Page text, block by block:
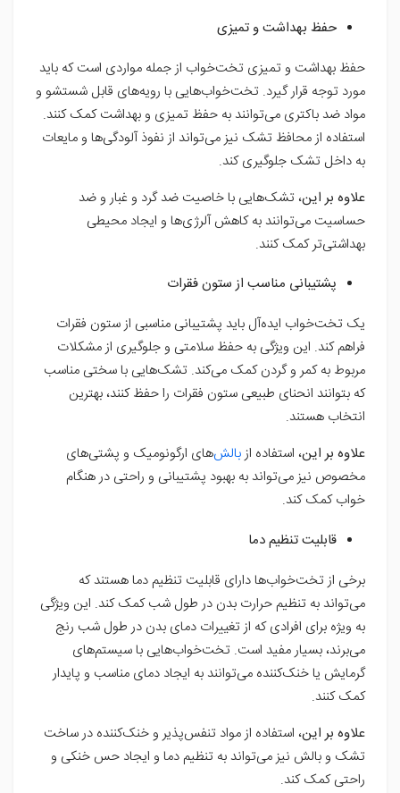
حفظ بهداشت و تمیزی
حفظ بهداشت و تمیزی تخت‌خواب از جمله مواردی است که باید
مورد توجه قرار گیرد. تخت‌خواب‌هایی با رویه‌های قابل شستشو و
مواد ضد باکتری می‌توانند به حفظ تمیزی و بهداشت کمک کنند.
استفاده از محافظ تشک نیز می‌تواند از نفوذ آلودگی‌ها و مایعات
به داخل تشک جلوگیری کند.
علاوه بر این، تشک‌هایی با خاصیت ضد گرد و غبار و ضد
حساسیت می‌توانند به کاهش آلرژی‌ها و ایجاد محیطی
بهداشتی‌تر کمک کنند.
پشتیبانی مناسب از ستون فقرات
یک تخت‌خواب ایده‌آل باید پشتیبانی مناسبی از ستون فقرات
فراهم کند. این ویژگی به حفظ سلامتی و جلوگیری از مشکلات
مربوط به کمر و گردن کمک می‌کند. تشک‌هایی با سختی مناسب
که بتوانند انحنای طبیعی ستون فقرات را حفظ کنند، بهترین
انتخاب هستند.
علاوه بر این، استفاده ازبالش‌های ارگونومیک و پشتی‌های
مخصوص نیز می‌تواند به بهبود پشتیبانی و راحتی در هنگام
خواب کمک کند.
قابلیت تنظیم دما
برخی از تخت‌خواب‌ها دارای قابلیت تنظیم دما هستند که
می‌تواند به تنظیم حرارت بدن در طول شب کمک کند. این ویژگی
به ویژه برای افرادی که از تغییرات دمای بدن در طول شب رنج
می‌برند، بسیار مفید است. تخت‌خواب‌هایی با سیستم‌های
گرمایش یا خنک‌کننده می‌توانند به ایجاد دمای مناسب و پایدار
کمک کنند.
علاوه بر این، استفاده از مواد تنفس‌پذیر و خنک‌کننده در ساخت
تشک و بالش نیز می‌تواند به تنظیم دما و ایجاد حس خنکی و
راحتی کمک کند.